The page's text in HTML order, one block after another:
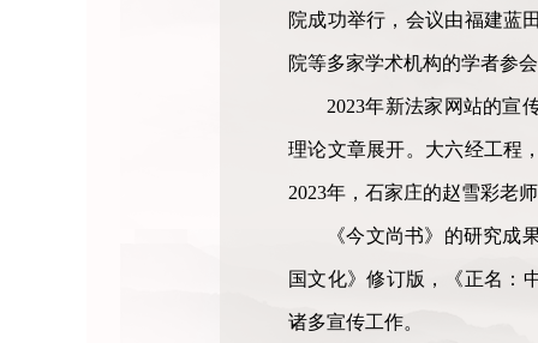
院成功举行，会议由福建蓝
院等多家学术机构的学者参
2023年新法家网站的宣
理论文章展开。大六经工程
2023年，石家庄的赵雪彩老
《今文尚书》的研究成
国文化》修订版，《正名：
诸多宣传工作。